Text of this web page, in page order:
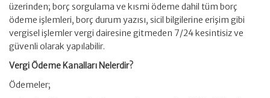
üzerinden; borç sorgulama ve kısmi ödeme dahil tüm borç
ödeme işlemleri, borç durum yazısı, sicil bilgilerine erişim gibi
vergisel işlemler vergi dairesine gitmeden 7/24 kesintisiz ve
güvenli olarak yapılabilir.
Vergi Ödeme Kanalları Nelerdir?
Ödemeler;